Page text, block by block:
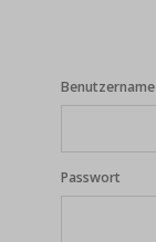
Benutzername
Passwort